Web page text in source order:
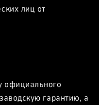
лиц от
официального
гарантию, а